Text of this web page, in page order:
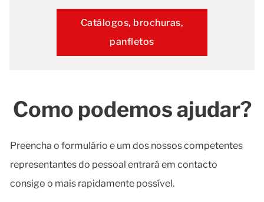
Catálogos, brochuras,
panfletos
Como podemos ajudar?
Preencha o formulário e um dos nossos competentes
representantes do pessoal entrará em contacto
consigo o mais rapidamente possível.